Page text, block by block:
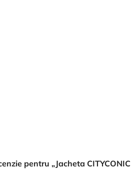
pentru „Jacheta CITYCONIC